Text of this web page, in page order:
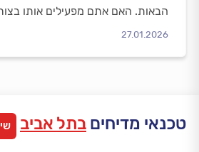
הבאות. האם אתם מפעילים אותו
שנים? בחנו את עצמכם.
27.01.2026
טכנאי מדיחים בתל אביב